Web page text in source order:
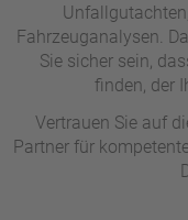
Fahrzeuganalysen.
Sie sicher sein,
finden, der
Vertrauen Sie auf
Partner für